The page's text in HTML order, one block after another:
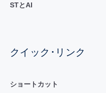
STとAI
クイック･リンク
ショートカット